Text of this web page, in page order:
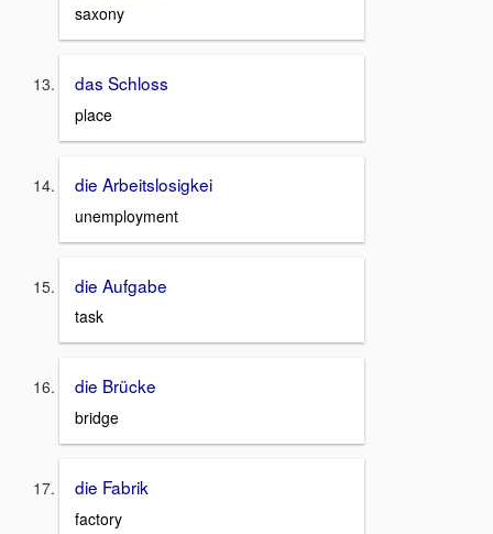
saxony
das Schloss
place
die Arbeitslosigkei
unemployment
die Aufgabe
task
die Brücke
bridge
die Fabrik
factory